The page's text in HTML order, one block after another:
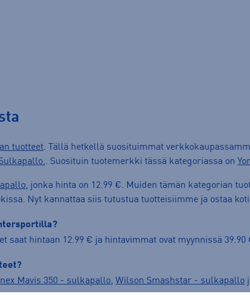
tuotteet. Tällä hetkellä suosituimmat
. Suosituin tuotemerkki tässä kategoriassa on
, jonka hinta on 12.99 €. Muiden tämän kategorian
Nyt kannattaa siis tutustua tuotteisiimme ja ostaa
hintaan 12.99 € ja hintavimmat ovat myynnissä 39.90
Mavis 350 - sulkapallo, Wilson Smashstar - sulkapallo